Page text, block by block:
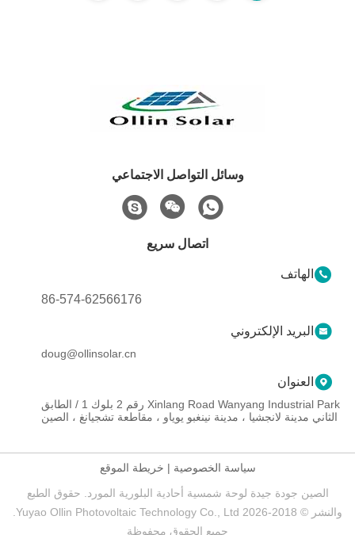
وسائل التواصل الاجتماعي
اتصال سريع
الهاتف
86-574-62566176
البريد الإلكتروني
doug@ollinsolar.cn
العنوان
Xinlang Road Wanyang Industrial Park رقم 2 بلوك 1 / الطابق
الثاني مدينة لانجشيا ، مدينة نينغبو يوياو ، مقاطعة تشجيانغ ، الصين
سياسة الخصوصية | خريطة الموقع
الصين جودة جيدة لوحة شمسية أحادية البلورية المورد. حقوق الطبع
جميع الحقوق محفوظة